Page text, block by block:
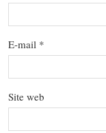
E-mail *
Site web